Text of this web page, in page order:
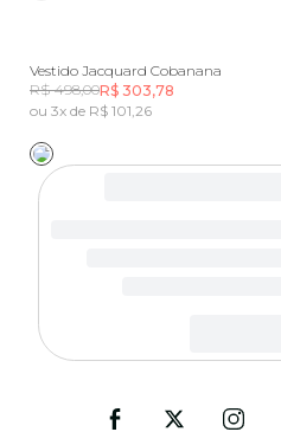
Vestido Jacquard Cobanana
R$ 498,00R$ 303,78
ou 3x de R$ 101,26